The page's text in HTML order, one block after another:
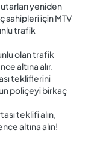
yeniden
sahipleri için MTV
trafik
olan trafik
altına alır.
tekliflerini
poliçeyi birkaç
teklifi alın,
altına alın!